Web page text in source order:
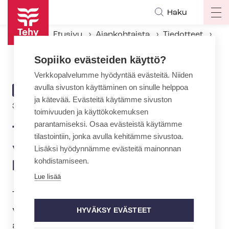
Hyppää
pääsisältöön
Haku
Etusivu Ajankohtaista
Tiedotteet
ARTIKKELIN
KATEGORIA
TIEDOTE
31.3.2022 | 15:00
Tehy ja SuPer: Uusi ylityö- ja
vuo­ron­vaih­to­kiel­to
kuntasektorille
Tehy ja SuPer julistavat ylityö- ja vuo­ron­
vaih­to­kiel­lon kunta-alan työpaikoille
ajalle 1.4.2022 klo 6.00 – 15.4.2022 klo
Sopiiko evästeiden käyttö?
Verkkopalvelumme hyödyntää evästeitä. Niiden
avulla sivuston käyttäminen on sinulle helppoa
ja kätevää. Evästeitä käytämme sivuston
toimivuuden ja käyttökokemuksen
parantamiseksi. Osaa evästeistä käytämme
tilastointiin, jonka avulla kehitämme sivustoa.
Lisäksi hyödynnämme evästeitä mainonnan
kohdistamiseen.
Lue lisää
HYVÄKSY EVÄSTEET